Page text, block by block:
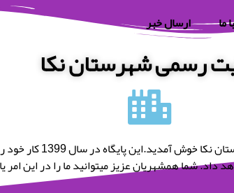
ما ارسال خبر
رسمی شهرستان نکا
به پایگاه خبری و تفریحی شهرستان
داد. شما همشهریان عزیز میتوانید ما را در این امر